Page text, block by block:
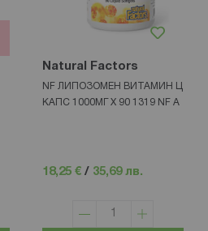
Natural Factors
NF ЛИПОЗОМЕН ВИТАМИН Ц
КАПС 1000МГ Х 90 1319 NF А
18,25 € / 35,69 лв.